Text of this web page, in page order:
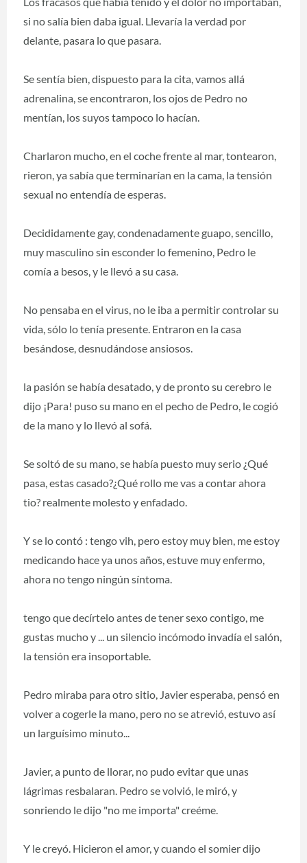
si no salía bien daba igual. Llevaría la verdad por
delante, pasara lo que pasara.
Se sentía bien, dispuesto para la cita, vamos allá
adrenalina, se encontraron, los ojos de Pedro no
mentían, los suyos tampoco lo hacían.
Charlaron mucho, en el coche frente al mar, tontearon,
rieron, ya sabía que terminarían en la cama, la tensión
sexual no entendía de esperas.
Decididamente gay, condenadamente guapo, sencillo,
muy masculino sin esconder lo femenino, Pedro le
comía a besos, y le llevó a su casa.
No pensaba en el virus, no le iba a permitir controlar su
vida, sólo lo tenía presente. Entraron en la casa
besándose, desnudándose ansiosos.
la pasión se había desatado, y de pronto su cerebro le
dijo ¡Para! puso su mano en el pecho de Pedro, le cogió
de la mano y lo llevó al sofá.
Se soltó de su mano, se había puesto muy serio ¿Qué
pasa, estas casado?¿Qué rollo me vas a contar ahora
tio? realmente molesto y enfadado.
Y se lo contó : tengo vih, pero estoy muy bien, me estoy
medicando hace ya unos años, estuve muy enfermo,
ahora no tengo ningún síntoma.
tengo que decírtelo antes de tener sexo contigo, me
gustas mucho y ... un silencio incómodo invadía el salón,
la tensión era insoportable.
Pedro miraba para otro sitio, Javier esperaba, pensó en
volver a cogerle la mano, pero no se atrevió, estuvo así
un larguísimo minuto...
Javier, a punto de llorar, no pudo evitar que unas
lágrimas resbalaran. Pedro se volvió, le miró, y
sonriendo le dijo "no me importa" creéme.
Y le creyó. Hicieron el amor, y cuando el somier dijo